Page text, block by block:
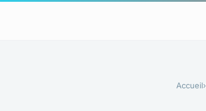
Accueil›